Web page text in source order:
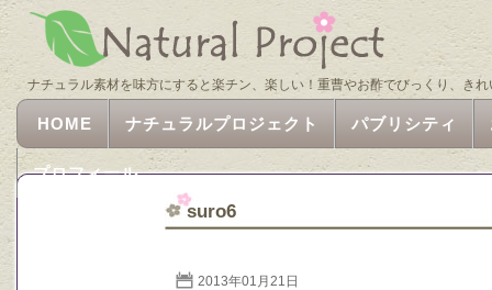
ナチュラル素材を味方にすると楽チン、楽しい！重曹やお酢でびっくり、きれ
HOME ナチュラルプロジェクト パブリシティ
プロフィール
suro6
2013年01月21日